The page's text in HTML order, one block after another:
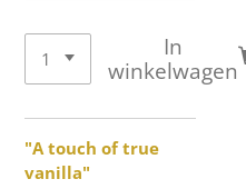
In
winkelwagen
"A touch of true
vanilla"